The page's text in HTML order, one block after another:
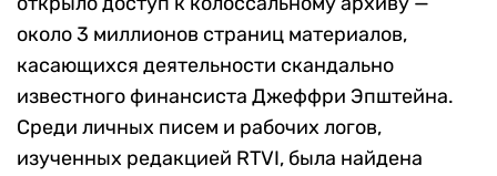
около 3 миллионов страниц материалов,
касающихся деятельности скандально
известного финансиста Джеффри Эпштейна.
Среди личных писем и рабочих логов,
изученных редакцией RTVI, была найдена